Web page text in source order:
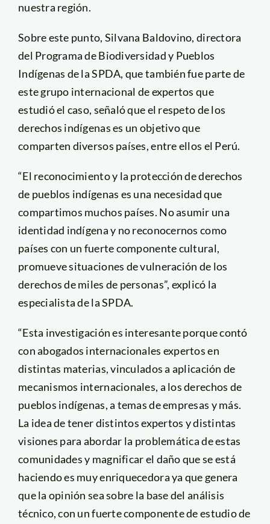
nuestra región.
Sobre este punto, Silvana Baldovino, directora
del Programa de Biodiversidad y Pueblos
Indígenas de la SPDA, que también fue parte de
este grupo internacional de expertos que
estudió el caso, señaló que el respeto de los
derechos indígenas es un objetivo que
comparten diversos países, entre ellos el Perú.
“El reconocimiento y la protección de derechos
de pueblos indígenas es una necesidad que
compartimos muchos países. No asumir una
identidad indígena y no reconocernos como
países con un fuerte componente cultural,
promueve situaciones de vulneración de los
derechos de miles de personas”, explicó la
especialista de la SPDA.
“Esta investigación es interesante porque contó
con abogados internacionales expertos en
distintas materias, vinculados a aplicación de
mecanismos internacionales, a los derechos de
pueblos indígenas, a temas de empresas y más.
La idea de tener distintos expertos y distintas
visiones para abordar la problemática de estas
comunidades y magnificar el daño que se está
haciendo es muy enriquecedora ya que genera
que la opinión sea sobre la base del análisis
técnico, con un fuerte componente de estudio de